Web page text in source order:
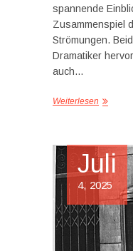
spannende
Zusammenspiel
Strömungen.
Dramatiker
auch…
Weiterlesen
Juli
4, 2025